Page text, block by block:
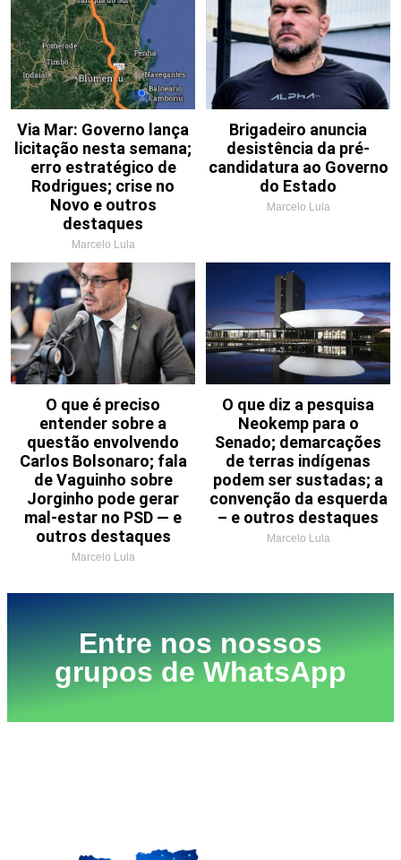
Via Mar: Governo lança
licitação nesta semana;
erro estratégico de
Rodrigues; crise no
Novo e outros
destaques
Marcelo Lula
Brigadeiro anuncia
desistência da pré-
candidatura ao Governo
do Estado
Marcelo Lula
O que é preciso
entender sobre a
questão envolvendo
Carlos Bolsonaro; fala
de Vaguinho sobre
Jorginho pode gerar
mal-estar no PSD — e
outros destaques
Marcelo Lula
O que diz a pesquisa
Neokemp para o
Senado; demarcações
de terras indígenas
podem ser sustadas; a
convenção da esquerda
– e outros destaques
Marcelo Lula
Entre nos nossos
grupos de WhatsApp